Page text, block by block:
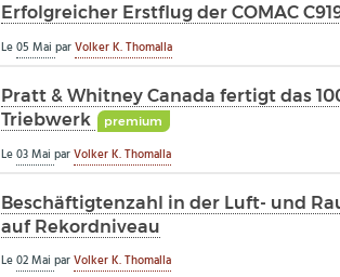
Erfolgreicher Erstflug der COMAC
Le05 MaiparVolker K. Thomalla
Pratt & Whitney Canada fertigt das
Triebwerk
premium
Le03 MaiparVolker K. Thomalla
Beschäftigtenzahl in der Luft- und
auf Rekordniveau
Le02 MaiparVolker K. Thomalla